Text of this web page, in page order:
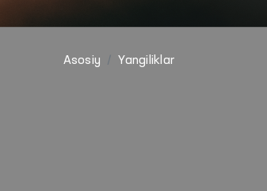
Asosiy Yangiliklar